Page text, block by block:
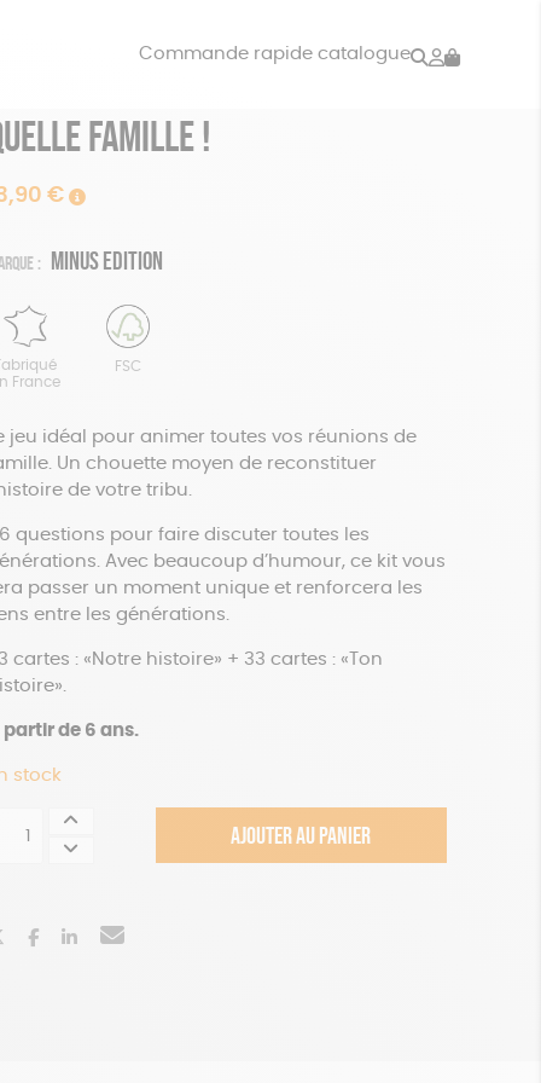
Commande rapide catalogue Rechercher
Mon
Famille !
€
: Minus Edition
France
FSC
jeu idéal pour animer toutes vos réunions de
Un chouette moyen de reconstituer
de votre tribu.
questions pour faire discuter toutes les
Avec beaucoup d’humour, ce kit vous
passer un moment unique et renforcera les
entre les générations.
cartes : «Notre histoire» + 33 cartes : «Ton
partir de 6 ans.
stock
AJOUTER AU PANIER